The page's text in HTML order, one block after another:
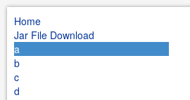
Home
Jar File Download
a
b
c
d